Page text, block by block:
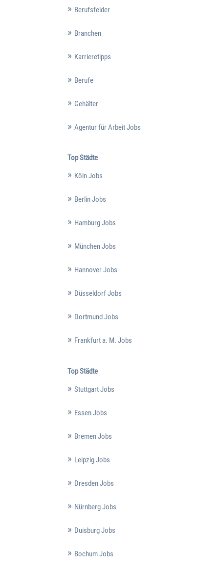
Berufsfelder
Branchen
Karrieretipps
Berufe
Gehälter
Agentur für Arbeit Jobs
Top Städte
Köln Jobs
Berlin Jobs
Hamburg Jobs
München Jobs
Hannover Jobs
Düsseldorf Jobs
Dortmund Jobs
Frankfurt a. M. Jobs
Top Städte
Stuttgart Jobs
Essen Jobs
Bremen Jobs
Leipzig Jobs
Dresden Jobs
Nürnberg Jobs
Duisburg Jobs
Bochum Jobs